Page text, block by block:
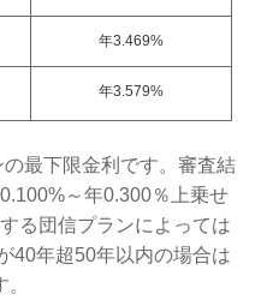
年3.469%
年3.579%
最下限金利です。審査結
～年0.300％上乗せ
る団信プランによっては
40年超50年以内の場合は